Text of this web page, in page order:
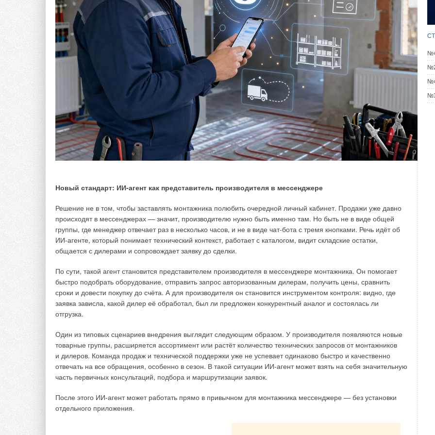
Новый стандарт: ИИ-агент как представитель производителя в мессенджере
Решение не в том, чтобы заставлять монтажника полюбить очередной личный кабинет. Продажи уже давно
происходят в мессенджерах — значит, производителю нужно быть именно там. Но быть не в виде общей
группы, где менеджер отвечает раз в несколько часов, и не в виде чат-бота с тремя кнопками. Речь идёт об
ИИ-агенте, который понимает технический контекст, работает с каталогом, видит складские остатки,
общается с дилерами и сопровождает заявку до сделки.
По сути, такой агент становится представителем производителя в мессенджере монтажника. Он помогает
быстро подобрать оборудование, отправить запрос авторизованным дилерам, получить цены, сравнить
сроки и довести покупку до счёта. А для производителя он становится инструментом контроля: видно, где
заявка зависла, какой дилер её обработал, был ли предложен конкурентный аналог и состоялась ли
отгрузка.
Один из типовых сценариев внедрения выглядит следующим образом. У производителя появляются новые
товарные группы, расширяется ассортимент или растёт количество технических запросов от монтажников
и дилеров. Команда продаж и технической поддержки уже не успевает одинаково быстро и качественно
отвечать на все обращения, особенно в сезон. В такой ситуации ИИ-агент может взять на себя значительную
часть первичных консультаций, подбора и маршрутизации заявок.
После этого ИИ-агент может работать прямо в привычном для монтажника мессенджере — без установки
отдельного приложения.
применяться для контроля насосов, двигателей и компрессоров; работа оборудования так или иначе
вызывает вибрацию функциональных элементов и корпусов, и изменение частоты вибрации, появление
шумов или непостоянство частотной характеристики могут оповещать о поломках, например, появлении
трещин и сколов или ослаблении крепления элементов оборудования. Термометры и термопары могут
применяться практически во всех производственных процессах, где применяются моторы, поскольку
перегрев часто сигнализирует о загрязнении механических составляющих или недостаточном количестве
смазочного материала на подвижных частях. Также в особых случаях могут применяться достаточно
узкоспециализированные датчики, например, датчики вязкости для контроля загрязнения смазочных
материалов.
Предсказательное обслуживание в сфере отопления
Отопление является одной из множества сфер, для которой применим подход предсказательного
обслуживания. Отопительные системы являются крайне распространёнными в нашей стране ввиду
климатических условий и используемых в строительстве материалов, потому сложность их обслуживания
является проблемой. Подходы реактивного и превентивного обслуживания, хотя и применяются
повсеместно, являются достаточно устаревшими: отопительные системы городов и их районов масштабны
и постоянный контроль за исправностью техники может стать весьма проблематичным, а замена
неисправного оборудования — затратным с точки зрения финансов и времени мероприятием.